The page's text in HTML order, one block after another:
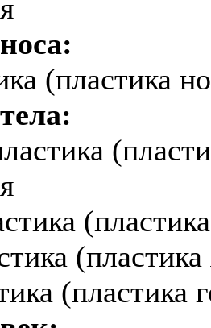
(пластика
(пластика